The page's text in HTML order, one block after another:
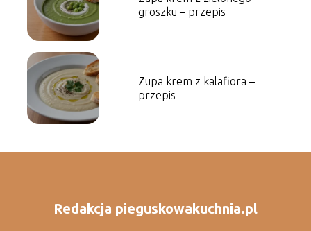
groszku – przepis
Zupa krem z kalafiora –
przepis
Redakcja pieguskowakuchnia.pl